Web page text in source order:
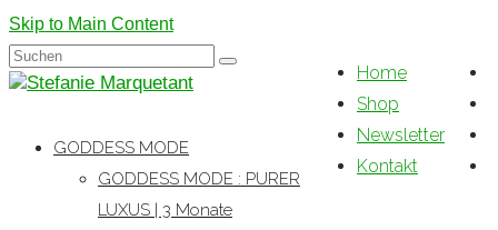
Skip to Main Content
Home
Shop
Newsletter
Kontakt
Suchen
nach:
GODDESS MODE
GODDESS MODE : PURER
LUXUS | 3 Monate